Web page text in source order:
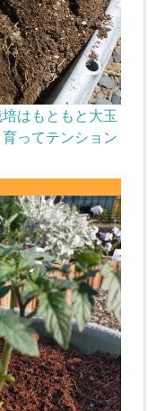
はもともと大玉
ってテンション